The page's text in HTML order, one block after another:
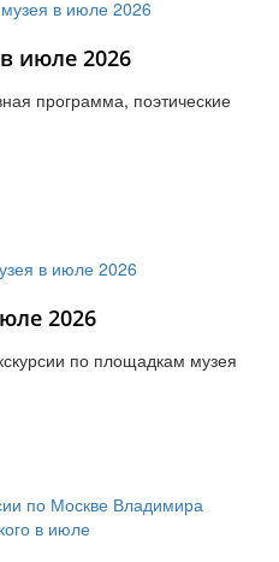
июле 2026
программа, поэтические
2026
по площадкам музея